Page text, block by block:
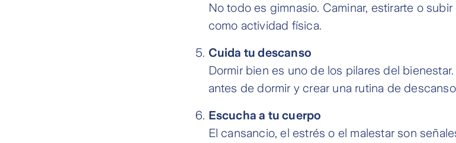
No todo es gimnasio. Caminar, estirarte o
como actividad física.
Cuida tu descanso
Dormir bien es uno de los pilares del
antes de dormir y crear una rutina de
Escucha a tu cuerpo
El cansancio, el estrés o el malestar son